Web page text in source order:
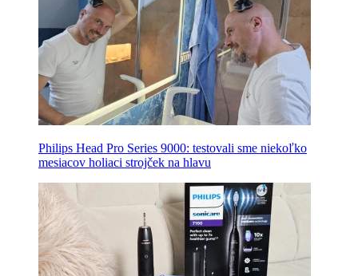
Philips Head Pro Series 9000: testovali sme niekoľko
mesiacov holiaci strojček na hlavu